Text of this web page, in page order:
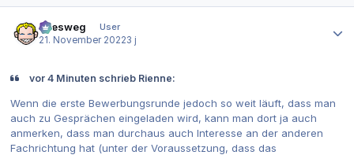
allesweg
User
21. November 20223 j
vor 4 Minuten schrieb Rienne:
Wenn die erste Bewerbungsrunde jedoch so weit läuft, dass man
auch zu Gesprächen eingeladen wird, kann man dort ja auch
anmerken, dass man durchaus auch Interesse an der anderen
Fachrichtung hat (unter der Voraussetzung, dass das